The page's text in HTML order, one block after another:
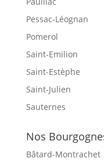
Pessac-Léognan
Pomerol
Saint-Emilion
Saint-Estèphe
Saint-Julien
Sauternes
Nos
Bâtard-Montrachet